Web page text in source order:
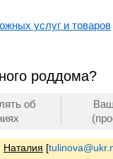
услуг и товаров
роддома?
об
Наталия [